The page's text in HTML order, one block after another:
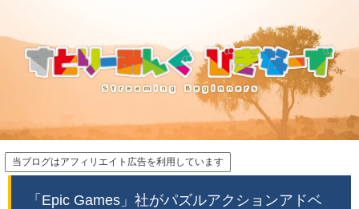
当ブログはアフィリエイト広告を利用しています
「Epic Games」社がパズルアクションアドベ